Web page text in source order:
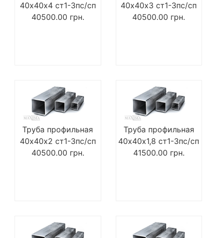
40х40х4 ст1-3пс/сп
40500.00 грн.
40х40х3 ст1-3пс/сп
40500.00 грн.
Труба профильная
40х40х2 ст1-3пс/сп
40500.00 грн.
Труба профильная
40х40х1,8 ст1-3пс/сп
41500.00 грн.